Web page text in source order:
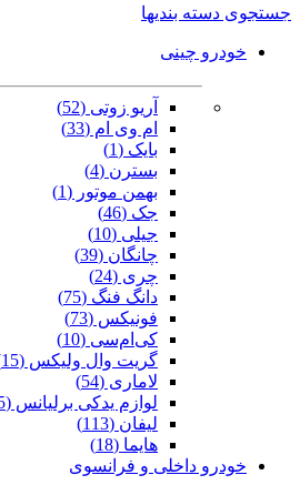
جستجوی دسته بندیها
خودرو چینی
آریو زوتی (52)
ام وی ام (33)
بایک (1)
بسترن (4)
بهمن موتور (1)
جک (46)
جیلی (10)
چانگان (39)
چری (24)
دانگ فنگ (75)
فونیکس (73)
کی‌ام‌سی (10)
گریت وال ولیکس (15)
لاماری (54)
لوازم یدکی برلیانس (155)
لیفان (113)
هایما (18)
خودرو داخلی و فرانسوی